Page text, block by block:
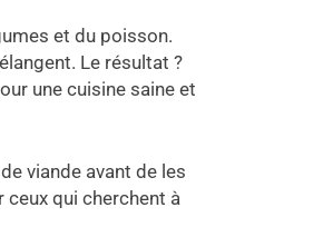
et du poisson.
Le résultat ?
une cuisine saine et
viande avant de les
ceux qui cherchent à